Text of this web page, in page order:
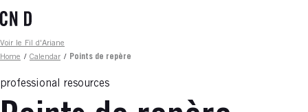
to
content
Fil d'ariane
Voir le Fil d'Ariane
Home / Calendar / Points de repère
professional resources